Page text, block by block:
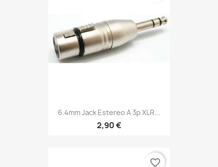
6.4mm Jack Estereo A 3p XLR...
2,90 €
favorite_border